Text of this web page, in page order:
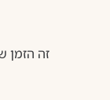
זה הזמן